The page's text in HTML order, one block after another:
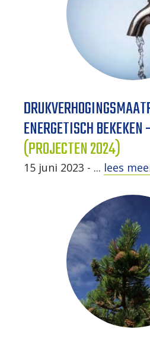
ENERGETISCH BEKEKEN
(PROJECTEN 2024)
15 juni 2023 - ... lees